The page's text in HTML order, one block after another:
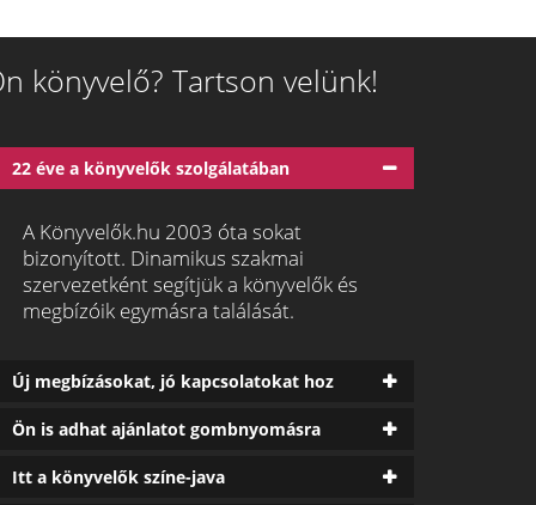
könyvelő? Tartson velünk!
22 éve a könyvelők szolgálatában
A Könyvelők.hu 2003 óta sokat
bizonyított. Dinamikus szakmai
szervezetként segítjük a könyvelők és
megbízóik egymásra találását.
Új megbízásokat, jó kapcsolatokat hoz
Ön is adhat ajánlatot gombnyomásra
Itt a könyvelők színe-java